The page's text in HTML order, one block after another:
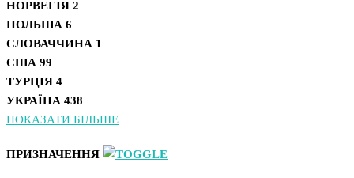
НОРВЕГІЯ 2
ПОЛЬША 6
СЛОВАЧЧИНА 1
США 99
ТУРЦІЯ 4
УКРАЇНА 438
ПОКАЗАТИ БІЛЬШЕ
ПРИЗНАЧЕННЯ